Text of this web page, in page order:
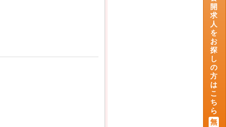
開
求
人
を
お
探
し
の
方
は
こ
ち
ら
無